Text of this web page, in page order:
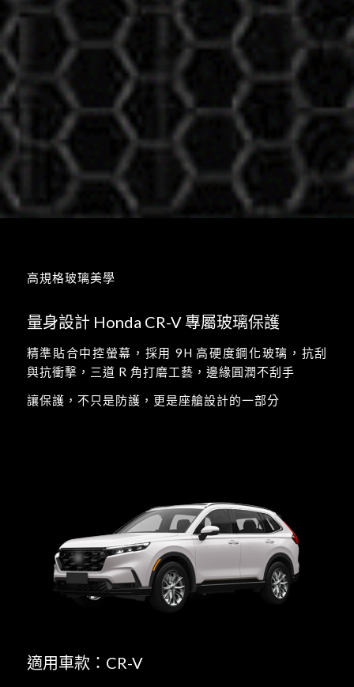
高規格玻璃美學
量身設計 Honda CR-V 專屬玻璃保護
精準貼合中控螢幕，採用 9H 高硬度鋼化玻璃，抗刮
與抗衝擊，三道 R 角打磨工藝，邊緣圓潤不刮手
讓保護，不只是防護，更是座艙設計的一部分
適用車款：CR-V